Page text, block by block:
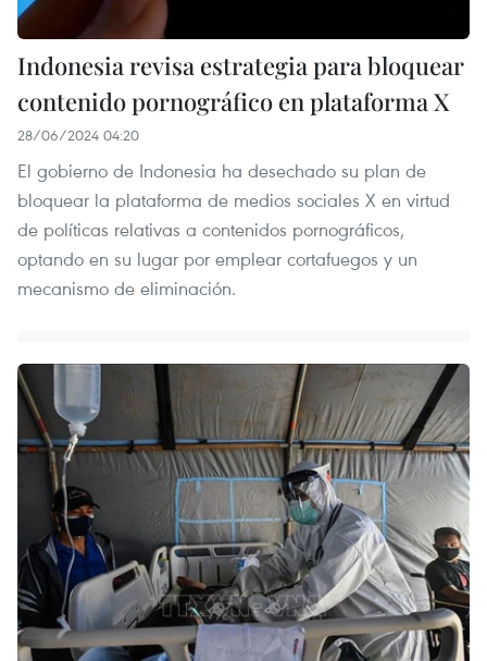
Indonesia revisa estrategia para bloquear
contenido pornográfico en plataforma X
28/06/2024 04:20
El gobierno de Indonesia ha desechado su plan de
bloquear la plataforma de medios sociales X en virtud
de políticas relativas a contenidos pornográficos,
optando en su lugar por emplear cortafuegos y un
mecanismo de eliminación.